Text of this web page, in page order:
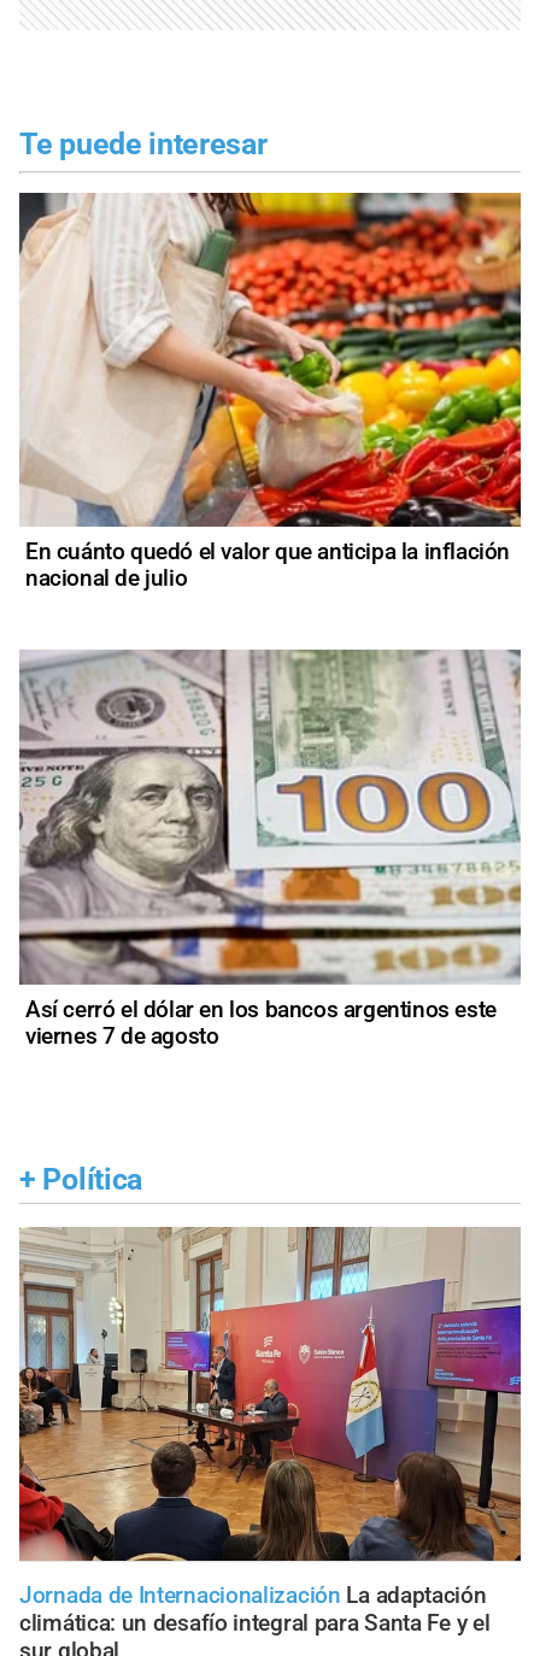
Te puede interesar
En cuánto quedó el valor que anticipa la inflación
nacional de julio
Así cerró el dólar en los bancos argentinos este
viernes 7 de agosto
+ Política
Jornada de Internacionalización La adaptación
climática: un desafío integral para Santa Fe y el